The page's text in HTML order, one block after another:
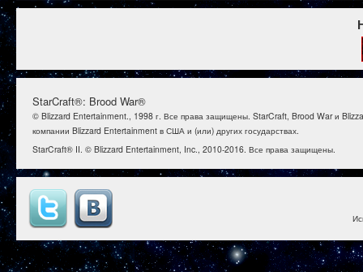
StarCraft®: Brood War®
© Blizzard Entertainment., 1998 г. Все права защищены. StarCraft, Brood War и
компании Blizzard Entertainment в США и (или) других государствах.
StarCraft® II. © Blizzard Entertainment, Inc., 2010-2016. Все права защищены.